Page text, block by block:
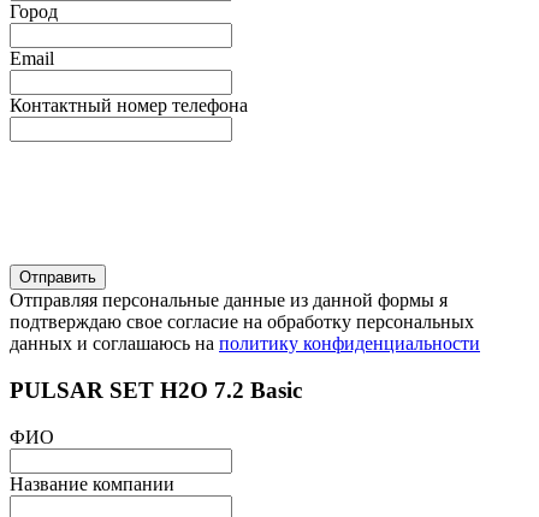
Город
Email
Контактный номер телефона
Отправляя персональные данные из данной формы я
подтверждаю свое согласие на обработку персональных
данных и соглашаюсь на политику конфиденциальности
PULSAR SET H2O 7.2 Basic
ФИО
Название компании